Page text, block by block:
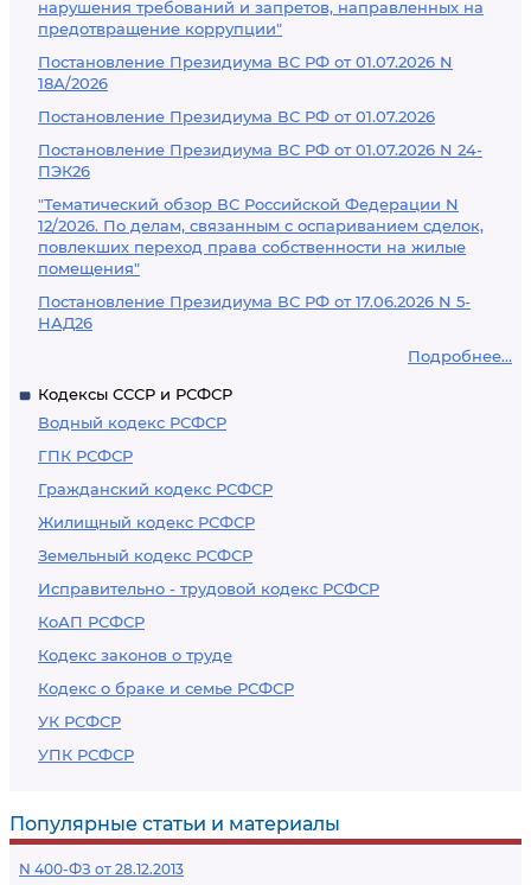
нарушения требований и запретов, направленных на
предотвращение коррупции"
Постановление Президиума ВС РФ от 01.07.2026 N
18А/2026
Постановление Президиума ВС РФ от 01.07.2026
Постановление Президиума ВС РФ от 01.07.2026 N 24-
ПЭК26
"Тематический обзор ВС Российской Федерации N
12/2026. По делам, связанным с оспариванием сделок,
повлекших переход права собственности на жилые
помещения"
Постановление Президиума ВС РФ от 17.06.2026 N 5-
НАД26
Подробнее...
Кодексы СССР и РСФСР
Водный кодекс РСФСР
ГПК РСФСР
Гражданский кодекс РСФСР
Жилищный кодекс РСФСР
Земельный кодекс РСФСР
Исправительно - трудовой кодекс РСФСР
КоАП РСФСР
Кодекс законов о труде
Кодекс о браке и семье РСФСР
УК РСФСР
УПК РСФСР
Популярные статьи и материалы
N 400-ФЗ от 28.12.2013